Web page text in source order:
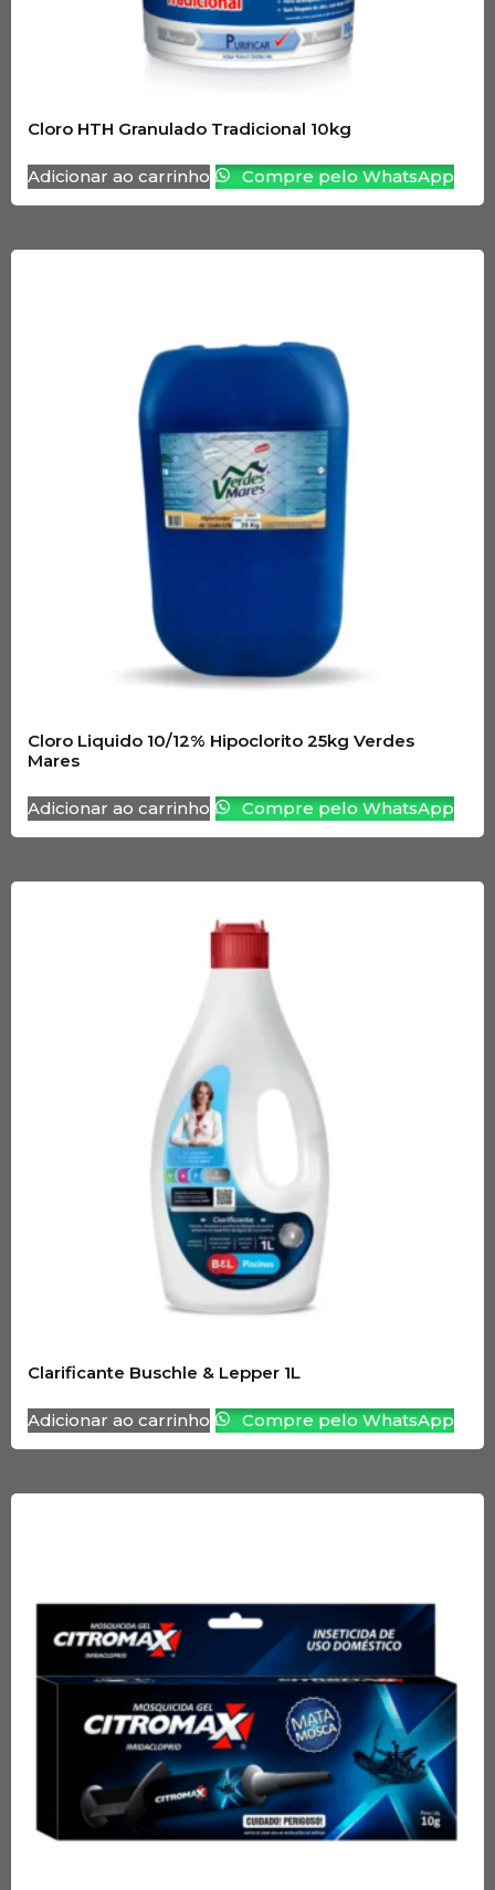
Cloro HTH Granulado Tradicional 10kg
Adicionar ao carrinho Compre pelo WhatsApp
Cloro Liquido 10/12% Hipoclorito 25kg Verdes
Mares
Adicionar ao carrinho Compre pelo WhatsApp
Clarificante Buschle & Lepper 1L
Adicionar ao carrinho Compre pelo WhatsApp